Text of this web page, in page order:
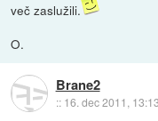
več zaslužili.
O.
Brane2
:: 16. dec 2011, 13:13